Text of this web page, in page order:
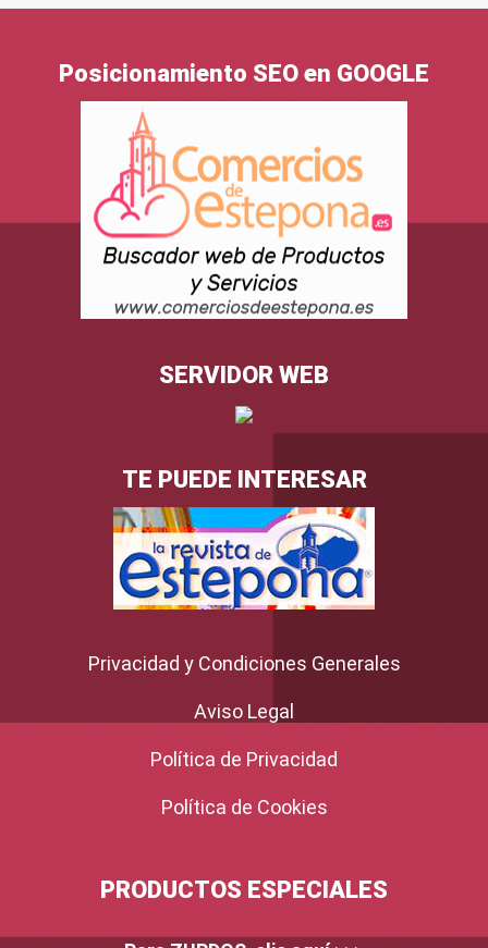
Posicionamiento SEO en GOOGLE
SERVIDOR WEB
TE PUEDE INTERESAR
Privacidad y Condiciones Generales
Aviso Legal
Política de Privacidad
Política de Cookies
PRODUCTOS ESPECIALES